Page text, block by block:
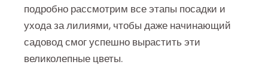
подробно рассмотрим все этапы посадки и
ухода за лилиями, чтобы даже начинающий
садовод смог успешно вырастить эти
великолепные цветы.